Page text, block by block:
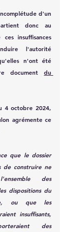
d'un
donc au
insuffisances
l'autorité
n'ont été
document du
4 octobre 2024,
agrémente ce
que le dossier
de construire ne
des
dispositions du
ou que les
insuffisants,
des